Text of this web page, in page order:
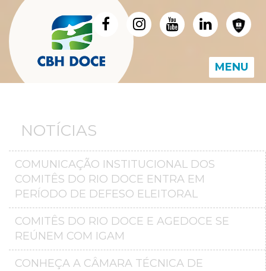
MENU
NOTÍCIAS
COMUNICAÇÃO INSTITUCIONAL DOS
COMITÊS DO RIO DOCE ENTRA EM
PERÍODO DE DEFESO ELEITORAL
COMITÊS DO RIO DOCE E AGEDOCE SE
REÚNEM COM IGAM
CONHEÇA A CÂMARA TÉCNICA DE